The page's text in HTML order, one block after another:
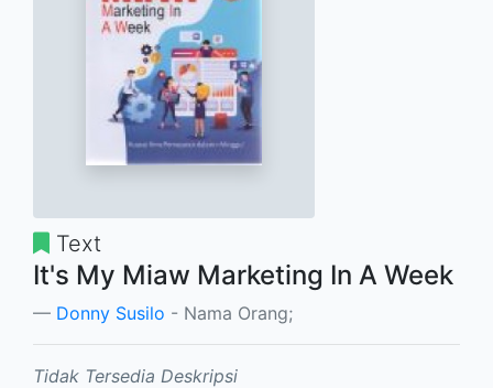
Text
It's My Miaw Marketing In A Week
Donny Susilo - Nama Orang;
Tidak Tersedia Deskripsi